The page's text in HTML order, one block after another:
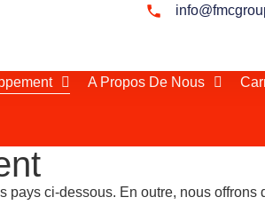
A Propos De Nous
ci-dessous. En outre, nous